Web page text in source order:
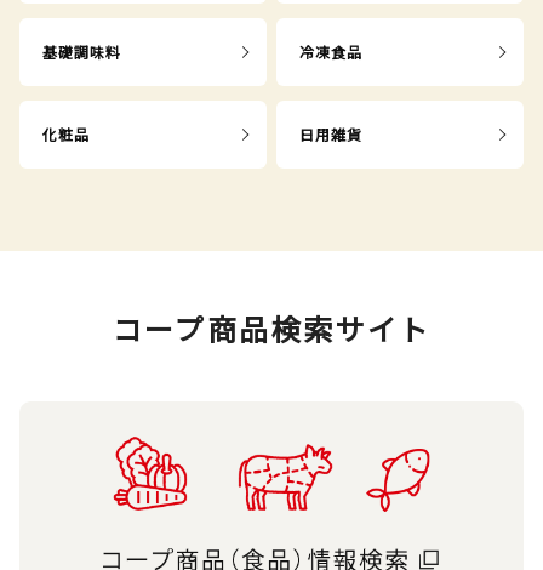
基礎調味料 冷凍食品
化粧品 日用雑貨
コープ商品検索サイト